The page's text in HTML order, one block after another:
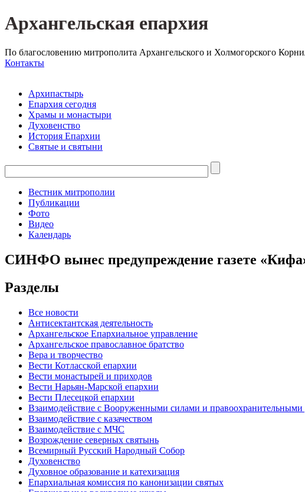
Архангельская епархия
По благословению митрополита Архангельского и Холмогорского
Контакты
Архипастырь
Епархия сегодня
Храмы и монастыри
Духовенство
История Епархии
Святые и святыни
Вестник митрополии
Публикации
Фото
Видео
Календарь
СИНФО вынес предупреждение газете
Разделы
Все новости
Антисектантская деятельность
Архангельское Епархиальное управление
Архангельское православное братство
Вера и творчество
Вести Котласской епархии
Вести монастырей и приходов
Вести Нарьян-Марской епархии
Вести Плесецкой епархии
Взаимодействие с Вооруженными силами и
Взаимодействие с казачеством
Взаимодействие с МЧС
Возрождение северных святынь
Всемирный Русский Народный Собор
Духовенство
Духовное образование и катехизация
Епархиальная комиссия по канонизации святых